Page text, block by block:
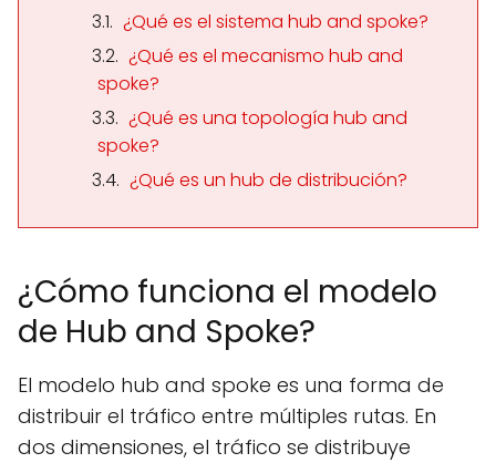
¿Qué es el sistema hub and spoke?
¿Qué es el mecanismo hub and
spoke?
¿Qué es una topología hub and
spoke?
¿Qué es un hub de distribución?
¿Cómo funciona el modelo
de Hub and Spoke?
El modelo hub and spoke es una forma de
distribuir el tráfico entre múltiples rutas. En
dos dimensiones, el tráfico se distribuye